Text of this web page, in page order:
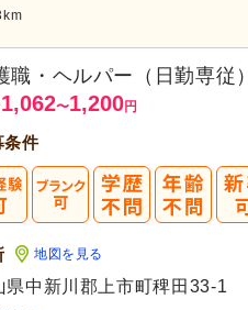
職・ヘルパー（日勤専従
1,062〜1,200円
条件
地図を見る
県中新川郡上市町稗田33-1